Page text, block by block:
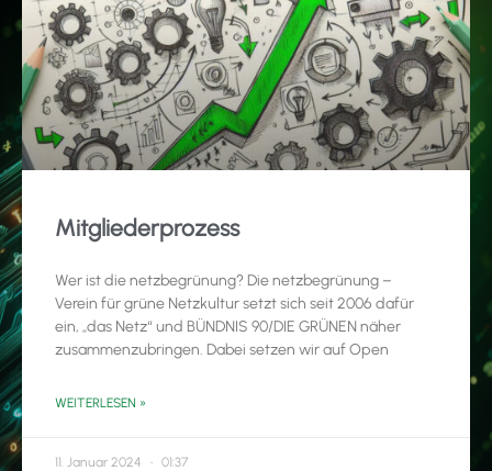
Mitgliederprozess
Wer ist die netzbegrünung? Die netzbegrünung –
Verein für grüne Netzkultur setzt sich seit 2006 dafür
ein, „das Netz“ und BÜNDNIS 90/DIE GRÜNEN näher
zusammenzubringen. Dabei setzen wir auf Open
WEITERLESEN »
11. Januar 2024 01:37